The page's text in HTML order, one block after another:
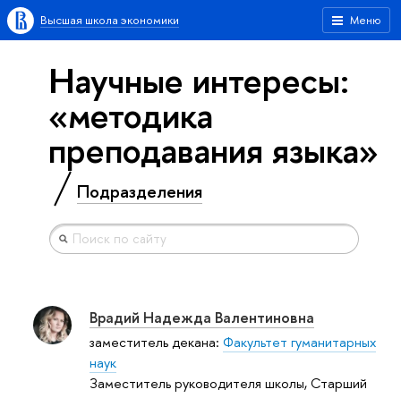
Меню
Высшая школа экономики
Научные интересы:
«методика
преподавания языка»
Подразделения
Врадий Надежда Валентиновна
заместитель декана: Факультет гуманитарных
наук
Заместитель руководителя школы, Старший